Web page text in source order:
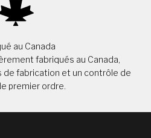
au Canada
fabriqués au Canada,
de fabrication et un contrôle de
premier ordre.